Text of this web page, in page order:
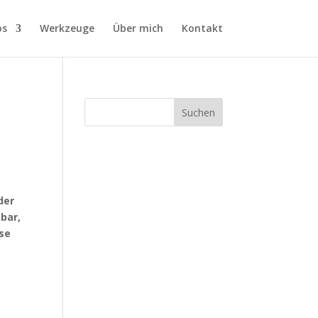
Werkzeuge Über mich Kontakt